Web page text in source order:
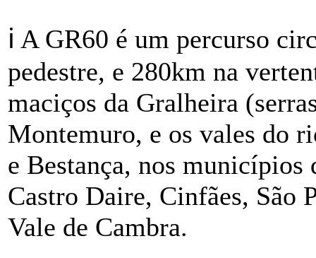
ℹ️ A GR60 é um percurso
pedestre, e 280km na
maciços da Gralheira
Montemuro, e os vales do
e Bestança, nos municípios
Castro Daire, Cinfães, São
Vale de Cambra.